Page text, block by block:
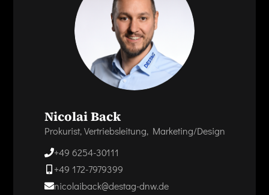
Nicolai Back
Prokurist, Vertriebsleitung, Marketing/Design
+49 6254-30111
+49 172-7979399
nicolaiback@destag-dnw.de